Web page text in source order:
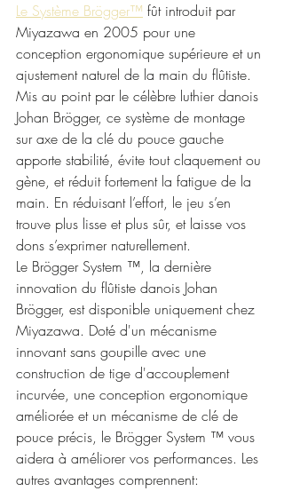
Le Système Brögger™ fût introduit par
Miyazawa en 2005 pour une
conception ergonomique supérieure et un
ajustement naturel de la main du flûtiste.
Mis au point par le célèbre luthier danois
Johan Brögger, ce système de montage
sur axe de la clé du pouce gauche
apporte stabilité, évite tout claquement ou
gène, et réduit fortement la fatigue de la
main. En réduisant l’effort, le jeu s’en
trouve plus lisse et plus sûr, et laisse vos
dons s’exprimer naturellement.
Le Brögger System ™, la dernière
innovation du flûtiste danois Johan
Brögger, est disponible uniquement chez
Miyazawa. Doté d'un mécanisme
innovant sans goupille avec une
construction de tige d'accouplement
incurvée, une conception ergonomique
améliorée et un mécanisme de clé de
pouce précis, le Brögger System ™ vous
aidera à améliorer vos performances. Les
autres avantages comprennent: